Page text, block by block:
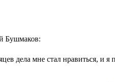
Бушмаков:
дела мне стал нравиться, и